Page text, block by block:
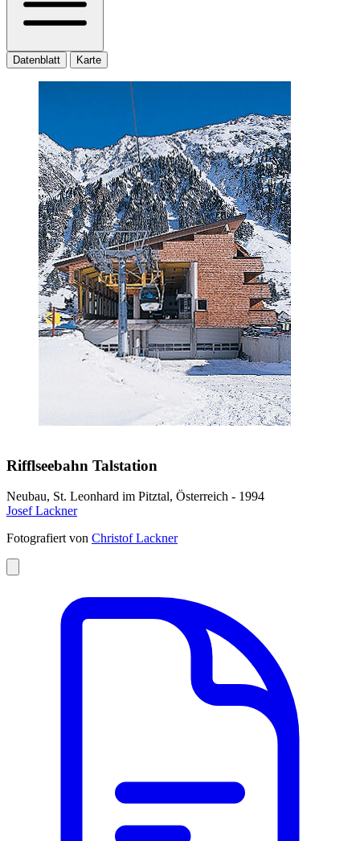
Datenblatt Karte
Rifflseebahn Talstation
Neubau, St. Leonhard im Pitztal, Österreich - 1994
Josef Lackner
Fotografiert von Christof Lackner